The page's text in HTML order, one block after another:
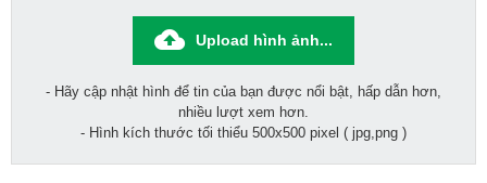
Upload hình ảnh...
- Hãy cập nhật hình để tin của bạn được nổi bật, hấp dẫn hơn,
nhiều lượt xem hơn.
- Hình kích thước tối thiểu 500x500 pixel ( jpg,png )